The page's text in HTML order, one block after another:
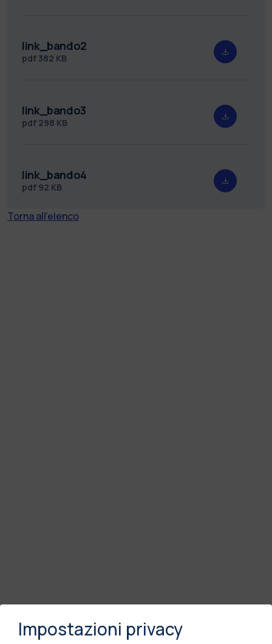
link_bando2
pdf 382 KB
link_bando3
pdf 298 KB
link_bando4
pdf 92 KB
Torna all'elenco
Impostazioni privacy